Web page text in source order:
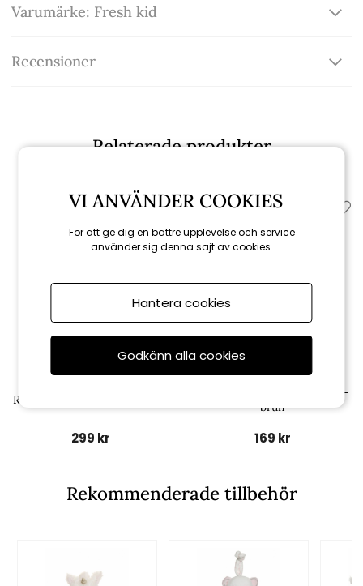
Varumärke: Fresh kid
Recensioner
Relaterade produkter
Fresh kid
Rose Cutie Heads, stor - brun
299 kr
Fresh kid
Geoffrey Cutie Heads, liten -
brun
169 kr
Rekommenderade tillbehör
VI ANVÄNDER COOKIES
För att ge dig en bättre upplevelse och service
använder sig denna sajt av cookies.
Hantera cookies
Godkänn alla cookies